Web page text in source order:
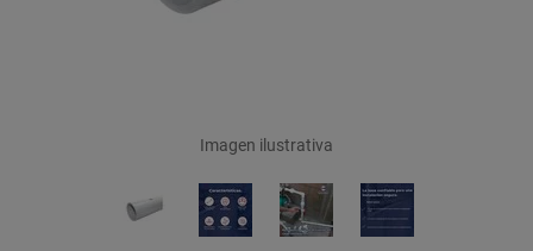
Imagen ilustrativa